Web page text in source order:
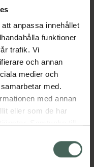
anpassa innehållet
funktioner
trafik. Vi
och annan
medier och
med.
med annan
eller som de har
påverkar inte
Dölj